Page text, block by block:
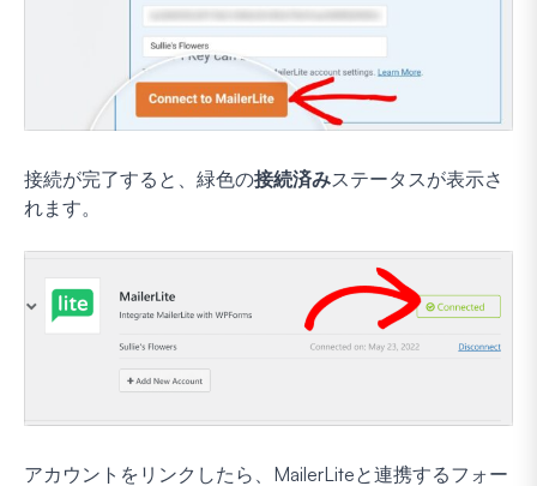
接続が完了すると、緑色の接続済みステータスが表示さ
れます。
アカウントをリンクしたら、MailerLiteと連携するフォー